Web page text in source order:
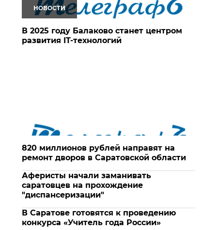
НОВОСТИ
В 2025 году Балаково станет центром
развития IT-технологий
820 миллионов рублей направят на
ремонт дворов в Саратовской области
Аферисты начали заманивать
саратовцев на прохождение
"диспансеризации"
В Саратове готовятся к проведению
конкурса «Учитель года России»